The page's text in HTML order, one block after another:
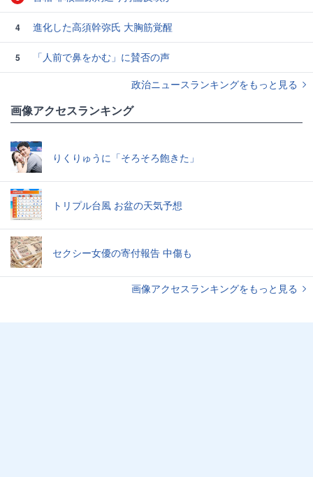
4 進化した高須幹弥氏 大胸筋覚醒
5
「人前で鼻をかむ」に賛否の声
政治ニュースランキングをもっと見る
画像アクセスランキング
りくりゅうに「そろそろ飽きた」
トリプル台風 お盆の天気予想
セクシー女優の寄付報告 中傷も
画像アクセスランキングをもっと見る